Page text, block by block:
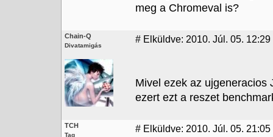
meg a Chromeval is?
Chain-Q
Divatamigás
# Elküldve: 2010. Júl. 05. 12:29
Mivel ezek az ujgeneracios
ezert ezt a reszet
TCH
Tag
# Elküldve: 2010. Júl. 05. 21:05